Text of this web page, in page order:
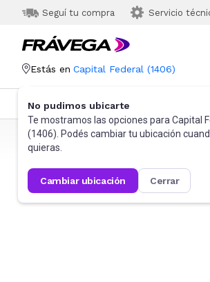
Seguí tu compra Servicio
Estás en Capital Federal (1406)
No pudimos ubicarte
Te mostramos las opciones para Capital
(1406). Podés cambiar tu ubicación
quieras.
cambiar ubicación cerrar
Categorías Más Vendidos
Frávega Informática Accesorios de